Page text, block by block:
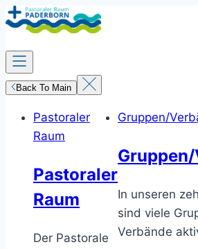
Zum
Inhalt
springen
Back To Main
Pastoraler
Raum
Pastoraler
Raum
Der Pastorale
Gruppen/
In unseren
sind viele
Verbände